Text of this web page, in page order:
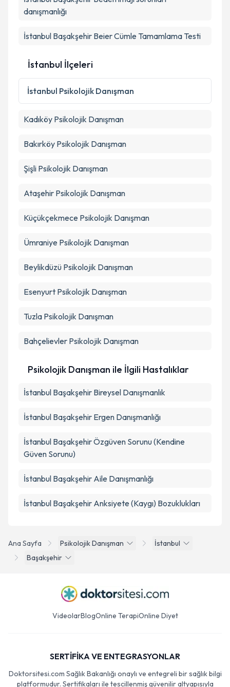
Ana Sayfa Psikolojik Danışman
İstanbul
Başakşehir
danışmanlığı
İstanbul Başakşehir Beier Cümle Tamamlama Testi
İstanbul İlçeleri
İstanbul Psikolojik Danışman
Kadıköy Psikolojik Danışman
Bakırköy Psikolojik Danışman
Şişli Psikolojik Danışman
Ataşehir Psikolojik Danışman
Küçükçekmece Psikolojik Danışman
Ümraniye Psikolojik Danışman
Beylikdüzü Psikolojik Danışman
Esenyurt Psikolojik Danışman
Tuzla Psikolojik Danışman
Bahçelievler Psikolojik Danışman
Psikolojik Danışman ile İlgili Hastalıklar
İstanbul Başakşehir Bireysel Danışmanlık
İstanbul Başakşehir Ergen Danışmanlığı
İstanbul Başakşehir Özgüven Sorunu (Kendine
Güven Sorunu)
İstanbul Başakşehir Aile Danışmanlığı
İstanbul Başakşehir Anksiyete (Kaygı) Bozuklukları
VideolarBlogOnline TerapiOnline Diyet
SERTİFİKA VE ENTEGRASYONLAR
Doktorsitesi.com Sağlık Bakanlığı onaylı ve entegreli bir sağlık bilgi
platformudur. Sertifikaları ile tescillenmiş güvenilir altyapısıyla